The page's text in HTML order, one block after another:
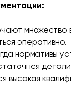
множество
оперативно.
нормативы